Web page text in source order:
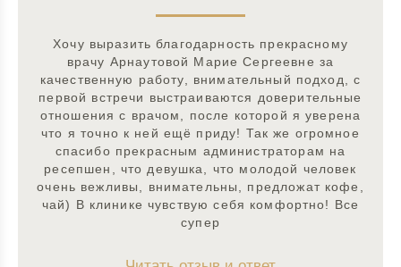
Хочу выразить благодарность прекрасному
врачу Арнаутовой Марие Сергеевне за
качественную работу, внимательный подход, с
первой встречи выстраиваются доверительные
отношения с врачом, после которой я уверена
что я точно к ней ещё приду! Так же огромное
спасибо прекрасным администраторам на
ресепшен, что девушка, что молодой человек
очень вежливы, внимательны, предложат кофе,
чай) В клинике чувствую себя комфортно! Все
супер